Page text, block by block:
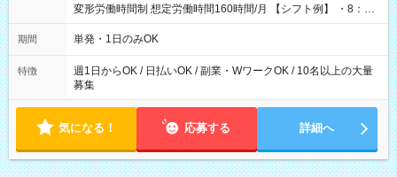
変形労働時間制 想定労働時間160時間/月 【シフト例】 ・8：00
～21：00
期間 単発・1日のみOK
特徴
週1日からOK / 日払いOK / 副業・WワークOK / 10名以上の大量
募集
気になる！ 応募する 詳細へ